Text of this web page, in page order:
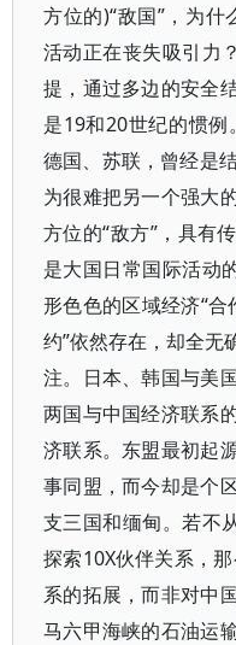
方位的)“敌国”，为什
活动正在丧失吸引力
提，通过多边的安全
是19和20世纪的惯例
德国、苏联，曾经是
为很难把另一个强大
方位的“敌方”，具有
是大国日常国际活动
形色色的区域经济“合
约”依然存在，却全无
注。日本、韩国与美
两国与中国经济联系
济联系。东盟最初起
事同盟，而今却是个
支三国和缅甸。若不
探索10X伙伴关系，
系的拓展，而非对中
马六甲海峡的石油运